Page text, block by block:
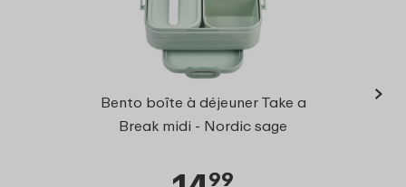
Bento boîte à déjeuner Take a
Break midi - Nordic sage
99
›